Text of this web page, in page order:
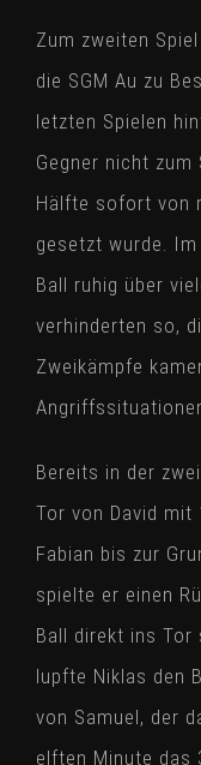
Zum zweiten
die SGM Au zu
letzten Spielen
Gegner nicht zum
Hälfte sofort von
gesetzt wurde.
Ball ruhig über
verhinderten so,
Zweikämpfe
Bereits in der
Tor von David mit
Fabian bis zur
spielte er einen
Ball direkt ins
lupfte Niklas den
von Samuel, der
elften Minute das